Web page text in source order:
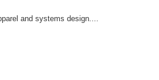
and systems design....